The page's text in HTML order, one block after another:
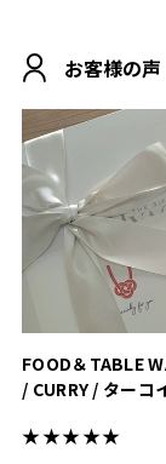
おうちカフェもお
って嬉しい𖠚 ⡱
.
#hyacca #結婚祝
お客様の声
FOOD＆TABLE
/ CURRY / ターコ
★★★★★